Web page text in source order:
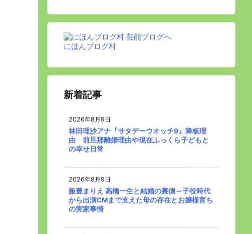
にほんブログ村
新着記事
2026年8月9日
林田理沙アナ『サタデーウオッチ9』降板理
由 前旦那離婚理由や現在ふっくら子どもと
の幸せ日常
2026年8月9日
飯豊まりえ 高橋一生と結婚の裏側～子役時代
から出演CMまで支えた母の存在とお嬢様育ち
の実家事情